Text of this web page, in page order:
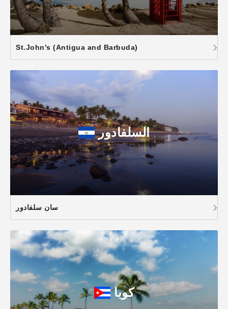
St.John's (Antigua and Barbuda)
السلفادور
سان سلفادور
كوبا